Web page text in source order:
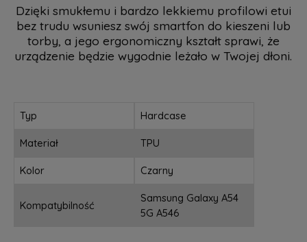
Dzięki smukłemu i bardzo lekkiemu profilowi etui
bez trudu wsuniesz swój smartfon do kieszeni lub
torby, a jego ergonomiczny kształt sprawi, że
urządzenie będzie wygodnie leżało w Twojej dłoni.
Typ Hardcase
Materiał TPU
Kolor Czarny
Kompatybilność
Samsung Galaxy A54
5G A546